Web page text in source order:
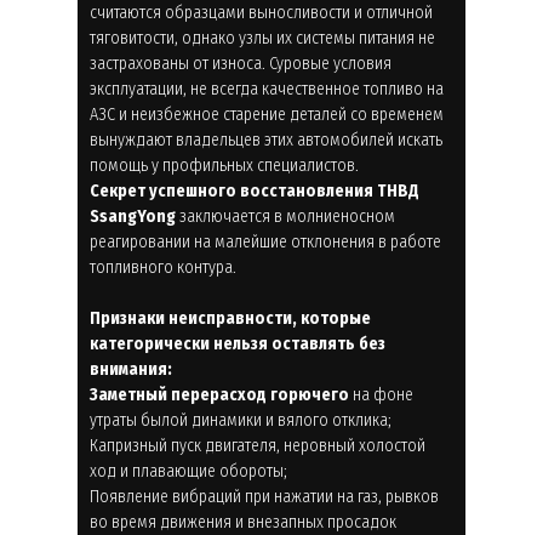
считаются образцами выносливости и отличной
тяговитости, однако узлы их системы питания не
застрахованы от износа. Суровые условия
эксплуатации, не всегда качественное топливо на
АЗС и неизбежное старение деталей со временем
вынуждают владельцев этих автомобилей искать
помощь у профильных специалистов.
Секрет успешного восстановления ТНВД
SsangYongзаключается в молниеносном
реагировании на малейшие отклонения в работе
топливного контура.
Признаки неисправности, которые
категорически нельзя оставлять без
внимания:
Заметный перерасход горючего на фоне
утраты былой динамики и вялого отклика;
Капризный пуск двигателя, неровный холостой
ход и плавающие обороты;
Появление вибраций при нажатии на газ, рывков
во время движения и внезапных просадок